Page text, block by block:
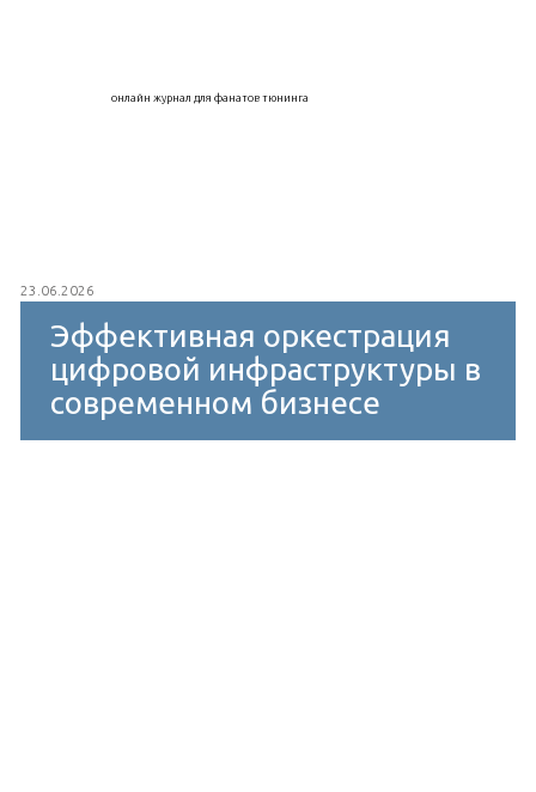
онлайн журнал для фанатов тюнинга
23.06.2026
Эффективная оркестрация
цифровой инфраструктуры в
современном бизнесе